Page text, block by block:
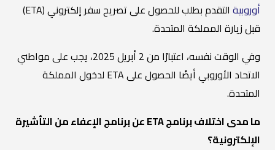
أوروبية
التقدم بطلب للحصول على تصريح سفر إلكتروني (ETA)
قبل زيارة المملكة المتحدة.
وفي الوقت نفسه، اعتبارًا من 2 أبريل 2025، يجب على مواطني
الاتحاد الأوروبي أيضًا الحصول على ETA لدخول المملكة
المتحدة.
ما مدى اختلاف برنامج ETA عن برنامج الإعفاء من التأشيرة
الإلكترونية؟